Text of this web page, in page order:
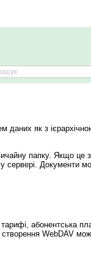
даних як з
папку. Якщо це
сервері. Документи
абонентська
WebDAV